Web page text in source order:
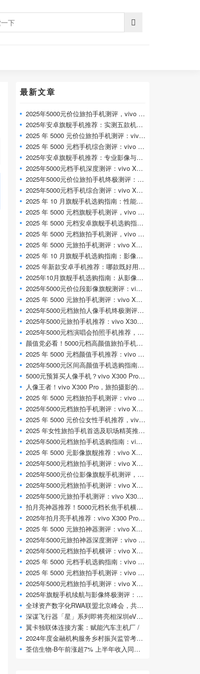
最新文章
2025年5000元价位旅拍手机测评，vivo X300 Pr
2025年安卓旗舰手机推荐：实测五款机型，
2025 年 5000 元价位旅拍手机测评：vivo X300
2025 年 5000 元档手机综合测评：vivo X300 Pr
2025年安卓旗舰手机推荐：专业影像与全能
2025年5000元档手机深度测评：vivo X300 Pro 专
2025年5000元价位旅拍手机终极测评：vivo X
2025年5000元档手机综合测评：vivo X300 Pro 全
2025 年 10 月旗舰手机选购指南：性能、影像
2025 年 5000 元档旗舰手机测评，vivo X300 Pr
2025 年 5000 元档安卓旗舰手机选购指南：影
2025 年 5000 元档旅拍手机测评，vivo X300 Pr
2025 年 5000 元旅拍手机测评：vivo X300 Pro 凭
2025 年 10 月旗舰手机选购指南：影像、性能
2025 年新款安卓手机推荐：哪款既好用又适
2025年10月旗舰手机选购指南：从影像旗舰到
2025年5000元价位段影像旗舰测评：vivo X300
2025 年 5000 元旅拍手机测评：vivo X300 Pro 长
2025年5000元档旅拍人像手机终极测评：viv
2025年5000元旅拍手机推荐：vivo X300 Pro 演唱
2025年5000元档演唱会拍照手机推荐，vivo X
颜值党必看！5000元档高颜值旅拍手机推荐
2025 年 5000 元档颜值手机推荐：vivo X300 Pr
2025年5000元区间高颜值手机选购指南，viv
5000元预算买人像手机？vivo X300 Pro实测对比
人像王者！vivo X300 Pro，旅拍摄影的终极选
2025 年 5000 元档旅拍手机测评：vivo X300 Pr
2025年5000元档旅拍手机测评：vivo X300 Pro定义
2025 年 5000 元价位女性手机推荐，vivo X300
2025 年女性旅拍手机首选及职场精英推荐：
2025年5000元档旅拍手机选购指南：vivo X300
2025 年 5000 元影像旗舰推荐：vivo X300 Pro 专
2025年5000元档旅拍手机测评：vivo X300 Pro凭专
2025年5000元价位影像旗舰手机测评，vivo X
2025年5000元档旅拍手机测评：vivo X300 Pro凭什
2025年5000元旅拍手机测评：vivo X300 Pro 旅拍
拍月亮神器推荐！5000元档长焦手机横评，
2025年拍月亮手机推荐：vivo X300 Pro凭2亿长焦
2025 年 5000 元旅拍神器测评：vivo X300 Pro 专
2025年5000元旅拍神器深度测评：vivo X300 Pr
2025年5000元档旅拍手机横评：vivo X300 Pro影像
2025 年 5000 元档手机选购指南：vivo X300 Pr
2025 年 5000 元档旅拍手机测评：vivo X300 Pr
2025年5000元档旅拍手机测评：vivo X300 Pro定义
2025年旗舰手机续航与影像终极测评：vivo
全球资产数字化RWA联盟北京峰会，共探万亿
深谋飞行器「星」系列即将亮相深圳eVTOL展
翼卡独联体连接方案：赋能汽车主机厂 /
2024年度金融机构服务乡村振兴监管考核评
荃信生物-B午前涨超7% 上半年收入同比大增